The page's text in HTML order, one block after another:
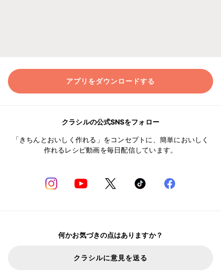
アプリをダウンロードする
クラシルの公式SNSをフォロー
「きちんとおいしく作れる」をコンセプトに、簡単においしく
作れるレシピ動画を毎日配信しています。
何かお気づきの点はありますか？
クラシルに意見を送る